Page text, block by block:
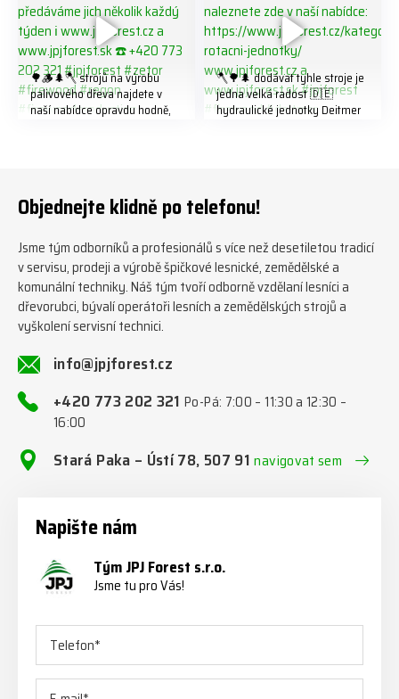
🌳🪵🌲🪓 strojů na výrobu
palivového dřeva najdete v
naší nabídce opravdu hodně,
#firewoodproduction
🪓🌳🌲 dodávat tyhle stroje je
jedna velká radost 🇩🇪
hydraulické jednotky Deitmer
#firewood #deitmer
Objednejte klidně po telefonu!
Jsme tým odborníků a profesionálů s více než desetiletou tradicí
v servisu, prodeji a výrobě špičkové lesnické, zemědělské a
komunální techniky. Náš tým tvoří odborně vzdělaní lesníci a
dřevorubci, bývalí operátoři lesních a zemědělských strojů a
vyškolení servisní technici.
info@jpjforest.cz
+420 773 202 321Po-Pá: 7:00 – 11:30 a 12:30 –
16:00
Stará Paka – Ústí 78, 507 91navigovat sem
Napište nám
Tým JPJ Forest s.r.o.
Jsme tu pro Vás!